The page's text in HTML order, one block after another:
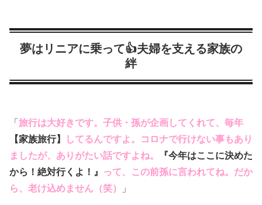
夢はリニアに乗って👍夫婦を支える家族の
絆
「 旅行は大好きです。子供・孫が企画してくれて、毎年
【家族旅行】
してるんですよ。コロナで行けない事もあり
ましたが、ありがたい話ですよね。
『今年はここに決めた
から！絶対行くよ！』
って、この前孫に言われてね。だか
ら、老け込めません（笑）
」